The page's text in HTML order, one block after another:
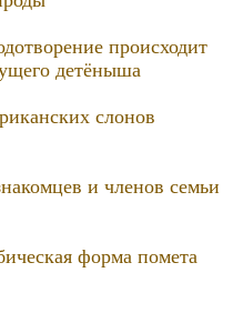
происходит
детёныша
слонов
и членов семьи
форма помета